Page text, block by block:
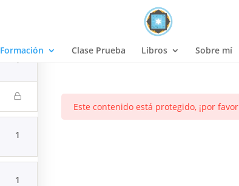
Formación Clase Prueba Libros Sobre mí
1
1
1
Este contenido está protegido, ¡por favor
Newsletter
Dirección de correo electrónico